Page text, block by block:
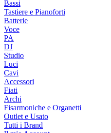
Bassi
Tastiere e Pianoforti
Batterie
Voce
PA
DJ
Studio
Luci
Cavi
Accessori
Fiati
Archi
Fisarmoniche e Organetti
Outlet e Usato
Tutti i Brand